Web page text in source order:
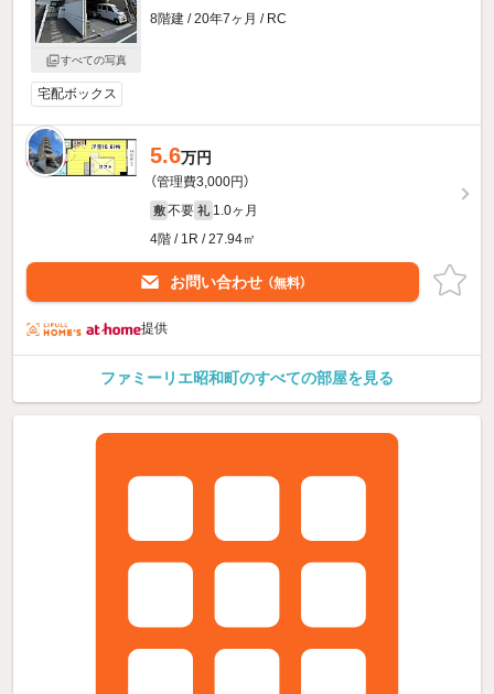
すべての写真
8階建 / 20年7ヶ月 / RC
宅配ボックス
新着 5.6万円
（管理費3,000円）
敷 不要 礼 1.0ヶ月
4階 / 1R / 27.94㎡
お問い合わせ （無料）
提供
ファミーリエ昭和町のすべての部屋を見る